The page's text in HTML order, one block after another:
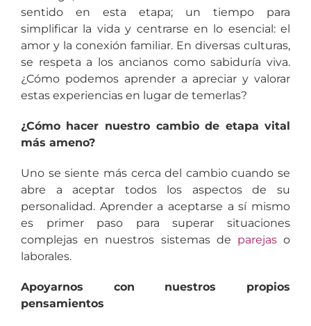
sentido en esta etapa; un tiempo para
simplificar la vida y centrarse en lo esencial: el
amor y la conexión familiar. En diversas culturas,
se respeta a los ancianos como sabiduría viva.
¿Cómo podemos aprender a apreciar y valorar
estas experiencias en lugar de temerlas?
¿Cómo hacer nuestro cambio de etapa vital
más ameno?
Uno se siente más cerca del cambio cuando se
abre a aceptar todos los aspectos de su
personalidad. Aprender a aceptarse a sí mismo
es primer paso para superar situaciones
complejas en nuestros sistemas de parejaso
laborales.
Apoyarnos con nuestros propios
pensamientos